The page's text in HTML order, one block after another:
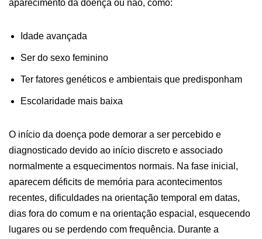
aparecimento da doença ou não, como:
Idade avançada
Ser do sexo feminino
Ter fatores genéticos e ambientais que predisponham
Escolaridade mais baixa
O início da doença pode demorar a ser percebido e
diagnosticado devido ao início discreto e associado
normalmente a esquecimentos normais. Na fase inicial,
aparecem déficits de memória para acontecimentos
recentes, dificuldades na orientação temporal em datas,
dias fora do comum e na orientação espacial, esquecendo
lugares ou se perdendo com frequência. Durante a